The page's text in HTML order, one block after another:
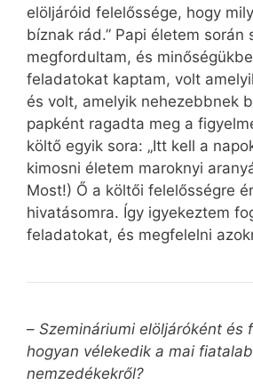
elöljáróid felelőssége, hogy
bíznak rád.” Papi életem során
megfordultam, és
feladatokat kaptam, volt
és volt, amelyik nehezebbnek
papként ragadta meg a
költő egyik sora: „Itt kell a
kimosni életem maroknyi
Most!) Ő a költői felelősségre
hivatásomra. Így igyekeztem
feladatokat, és megfelelni
– Szemináriumi elöljáróként és
hogyan vélekedik a mai
nemzedékekről?